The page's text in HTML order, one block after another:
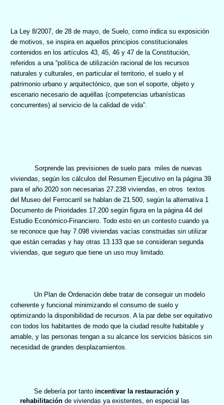
La Ley 8/2007, de 28 de mayo, de Suelo, como indica su exposición
de motivos, se inspira en aquellos principios constitucionales
contenidos en los artículos 43, 45, 46 y 47 de la Constitución,
referidos a una “política de utilización racional de los recursos
naturales y culturales, en particular el territorio, el suelo y el
patrimonio urbano y arquitectónico, que son el soporte, objeto y
escenario necesario de aquéllas (competencias urbanísticas
concurrentes) al servicio de la calidad de vida”.
Sorprende las previsiones de suelo para miles de nuevas
viviendas, según los cálculos del Resumen Ejecutivo en la página 39
para el año 2020 son necesarias 27.238 viviendas, en otros textos
del Museo del Ferrocarril se hablan de 21.500, según la alternativa 1
Documento de Prioridades 17.200 según figura en la página 44 del
Estudio Económico-Financiero. Todo esto en un contesto cuando ya
se reconoce que hay 7.098 viviendas vacías construidas sin utilizar
que están cerradas y hay otras 13.133 que se consideran segunda
viviendas, que seguro que tiene un uso muy limitado.
Un Plan de Ordenación debe tratar de conseguir un modelo
coherente y funcional minimizando el consumo de suelo y
optimizando la disponibilidad de recursos. A la par debe ser equitativo
con todos los habitantes de modo que la ciudad resulte habitable y
amable, y las personas tengan a su alcance los servicios básicos sin
necesidad de grandes desplazamientos.
Se debería por tanto incentivar la restauración y
rehabilitaciónde viviendas ya existentes, en especial las